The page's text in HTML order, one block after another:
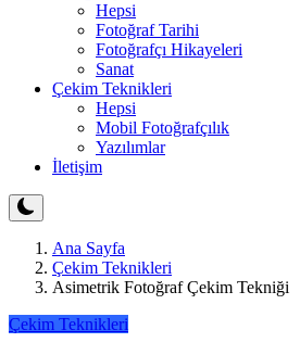
Hepsi
Fotoğraf Tarihi
Fotoğrafçı Hikayeleri
Sanat
Çekim Teknikleri
Hepsi
Mobil Fotoğrafçılık
Yazılımlar
İletişim
Ana Sayfa
Çekim Teknikleri
Asimetrik Fotoğraf Çekim Tekniği
Çekim Teknikleri